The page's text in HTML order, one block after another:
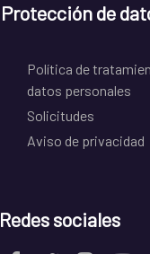
Protección de
Política de
datos personales
Solicitudes
Aviso de privacidad
Redes sociales